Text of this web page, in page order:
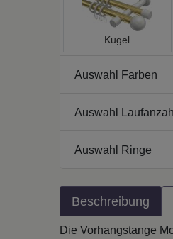
Kugel
Auswahl Farben
Auswahl Laufanzahl
Auswahl Ringe
Beschreibung
Die Vorhangstange